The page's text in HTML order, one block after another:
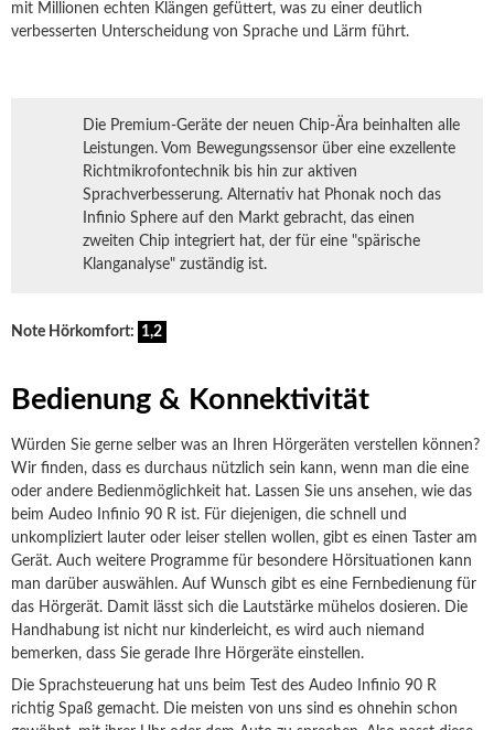
mit Millionen echten Klängen gefüttert, was zu einer deutlich
verbesserten Unterscheidung von Sprache und Lärm führt.
Die Premium-Geräte der neuen Chip-Ära beinhalten alle
Leistungen. Vom Bewegungssensor über eine exzellente
Richtmikrofontechnik bis hin zur aktiven
Sprachverbesserung. Alternativ hat Phonak noch das
Infinio Sphere auf den Markt gebracht, das einen
zweiten Chip integriert hat, der für eine "spärische
Klanganalyse" zuständig ist.
Note Hörkomfort: 1,2
Bedienung & Konnektivität
Würden Sie gerne selber was an Ihren Hörgeräten verstellen können?
Wir finden, dass es durchaus nützlich sein kann, wenn man die eine
oder andere Bedienmöglichkeit hat. Lassen Sie uns ansehen, wie das
beim Audeo Infinio 90 R ist. Für diejenigen, die schnell und
unkompliziert lauter oder leiser stellen wollen, gibt es einen Taster am
Gerät. Auch weitere Programme für besondere Hörsituationen kann
man darüber auswählen. Auf Wunsch gibt es eine Fernbedienung für
das Hörgerät. Damit lässt sich die Lautstärke mühelos dosieren. Die
Handhabung ist nicht nur kinderleicht, es wird auch niemand
bemerken, dass Sie gerade Ihre Hörgeräte einstellen.
Die Sprachsteuerung hat uns beim Test des Audeo Infinio 90 R
richtig Spaß gemacht. Die meisten von uns sind es ohnehin schon